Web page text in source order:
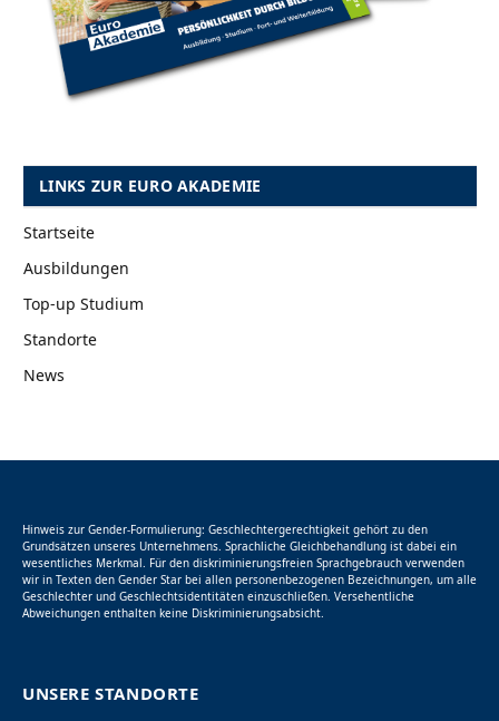
LINKS ZUR EURO AKADEMIE
Startseite
Ausbildungen
Top-up Studium
Standorte
News
Hinweis zur Gender-Formulierung: Geschlechtergerechtigkeit gehört zu den
Grundsätzen unseres Unternehmens. Sprachliche Gleichbehandlung ist dabei ein
wesentliches Merkmal. Für den diskriminierungsfreien Sprachgebrauch verwenden
wir in Texten den Gender Star bei allen personenbezogenen Bezeichnungen, um alle
Geschlechter und Geschlechtsidentitäten einzuschließen. Versehentliche
Abweichungen enthalten keine Diskriminierungsabsicht.
UNSERE STANDORTE